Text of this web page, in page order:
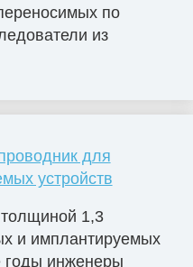
по
из
для
устройств
1,3
и имплантируемых
годы инженеры